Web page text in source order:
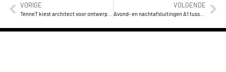
VORIGE VOLGENDE
Avond- en nachtafsluitingen A1 tussen 13 en 28 juli 2025